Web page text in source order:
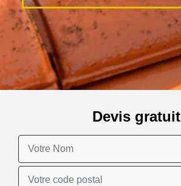
Devis gratuit